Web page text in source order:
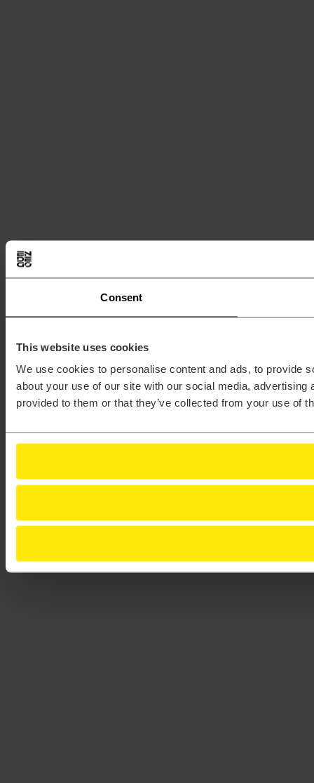
Consent
This website uses cookies
We use cookies to personalise content and ads, to provide
about your use of our site with our social media,
provided to them or that they’ve collected from your use of